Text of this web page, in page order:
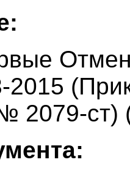
2079-